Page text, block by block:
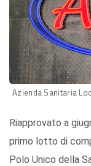
Azienda Sanitaria
Riapprovato a
primo lotto di
Polo Unico della